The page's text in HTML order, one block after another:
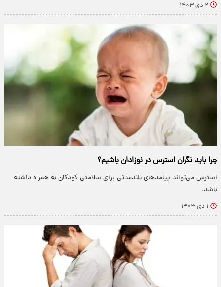
۲ دی ۱۴۰۳
چرا باید نگران استرس در نوزادان باشیم؟
استرس می‌تواند پیامدهای بلندمدتی برای سلامتی کودکان به همراه داشته
باشد.
۱ دی ۱۴۰۳